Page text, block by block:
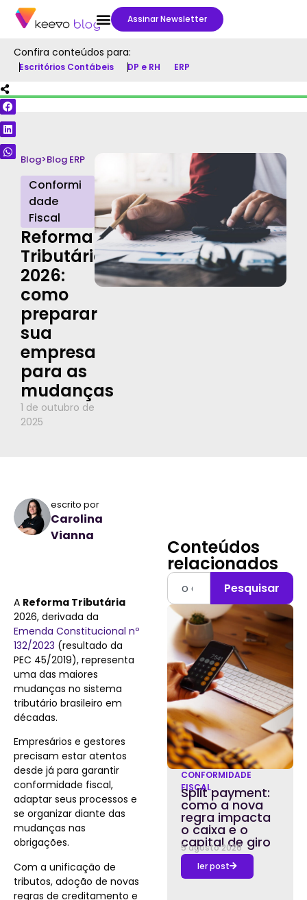
Assinar Newsletter
Confira conteúdos para:
Escritórios Contábeis DP e RH ERP
Blog>Blog ERP
Conformi
dade
Fiscal
Reforma
Tributária
2026:
como
preparar
sua
empresa
para as
mudanças
1 de outubro de
2025
escrito por
Carolina
Vianna
A Reforma Tributária
2026, derivada da
Emenda Constitucional nº
132/2023 (resultado da
PEC 45/2019), representa
uma das maiores
mudanças no sistema
tributário brasileiro em
décadas.
Empresários e gestores
precisam estar atentos
desde já para garantir
conformidade fiscal,
adaptar seus processos e
se organizar diante das
mudanças nas
obrigações.
Com a unificação de
tributos, adoção de novas
regras de creditamento e
Conteúdos
relacionados
Pesquisar
CONFORMIDADE
FISCAL
Split payment:
como a nova
regra impacta
o caixa e o
capital de giro
5 agosto 2026
ler post